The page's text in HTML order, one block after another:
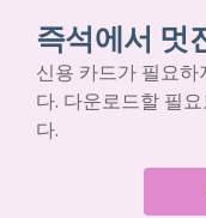
즉석에서 멋
신용 카드가 필요
다. 다운로드할 필
다.